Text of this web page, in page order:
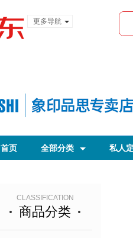
更多导航
首页 全部分类 私人
CLASSIFICATION
商品分类